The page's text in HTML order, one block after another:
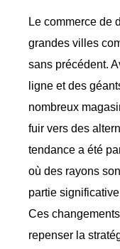
Le commerce de
grandes villes
sans précédent.
ligne et des
nombreux
fuir vers des
tendance a été
où des rayons
partie
Ces
repenser la